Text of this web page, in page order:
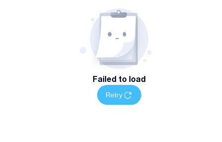
Failed to load
Retry